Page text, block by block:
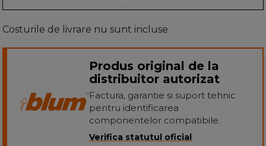
Costurile de livrare nu sunt incluse
Produs original de la
distribuitor autorizat
Factura, garantie si suport tehnic
pentru identificarea
componentelor compatibile.
Verifica statutul oficial